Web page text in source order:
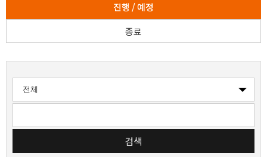
진행 / 예정
종료
검색